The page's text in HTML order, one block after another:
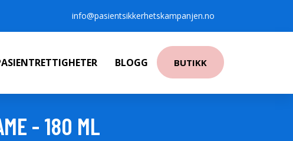
info@pasientsikkerhetskampanjen.no
BLOGG BUTIKK
- 180 ML